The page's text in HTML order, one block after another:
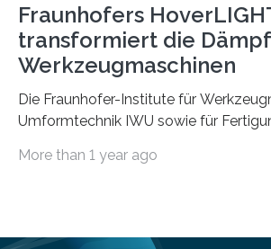
Fraunhofers
transformiert die
Werkzeugmaschinen
Die Fraunhofer-Institute für
Umformtechnik IWU sowie für
Durchbruch in der Materialforschung
More than 1 year ago